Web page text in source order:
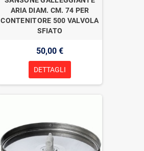
ARIA DIAM. CM. 74 PER
CONTENITORE 500 VALVOLA
SFIATO
50,00 €
DETTAGLI